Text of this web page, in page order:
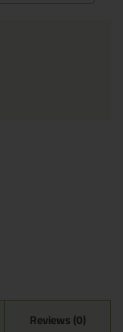
Reviews (0)